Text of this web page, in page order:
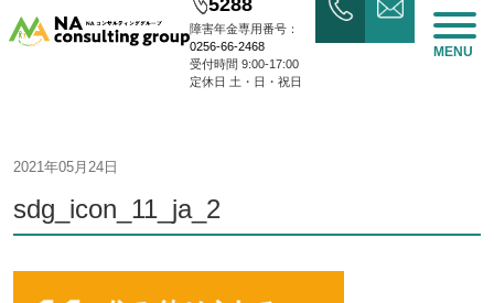
障害年金専用番号：
0256-66-2468
受付時間 9:00-17:00
定休日 土・日・祝日
MENU
2021年05月24日
sdg_icon_11_ja_2